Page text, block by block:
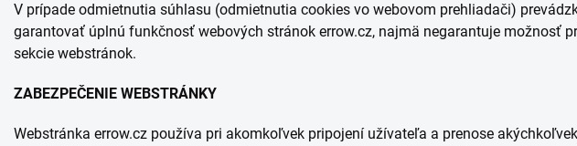
V prípade odmietnutia súhlasu (odmietnutia cookies vo webovom prehliadači)
garantovať úplnú funkčnosť webových stránok errow.cz, najmä negarantuje možnosť
sekcie webstránok.
ZABEZPEČENIE WEBSTRÁNKY
Webstránka errow.cz používa pri akomkoľvek pripojení užívateľa a prenose